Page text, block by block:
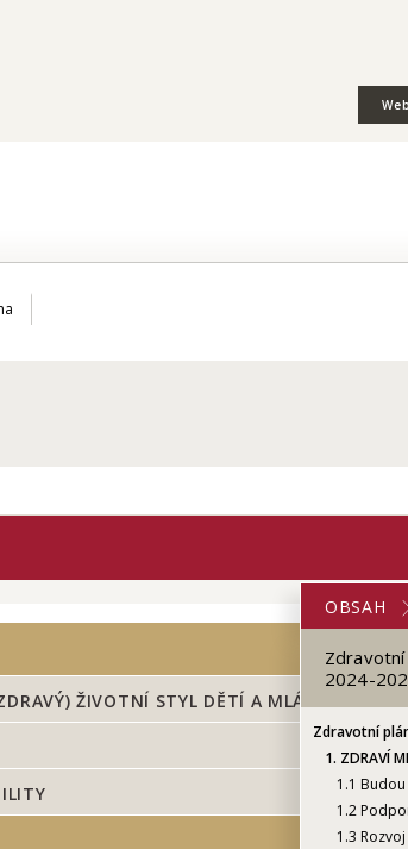
OBSAH
2024-
Zdravotní
1. ZDRAVÍ
1.1 Budou
1.2 Podpora
1.3 Rozvoj
ŽIVOTNÍ STYL DĚTÍ A MLÁDEŽE